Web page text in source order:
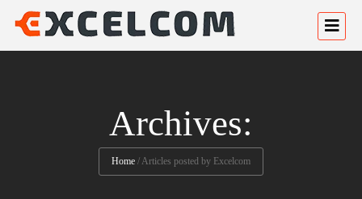
Archives:
Home /Articles posted by Excelcom